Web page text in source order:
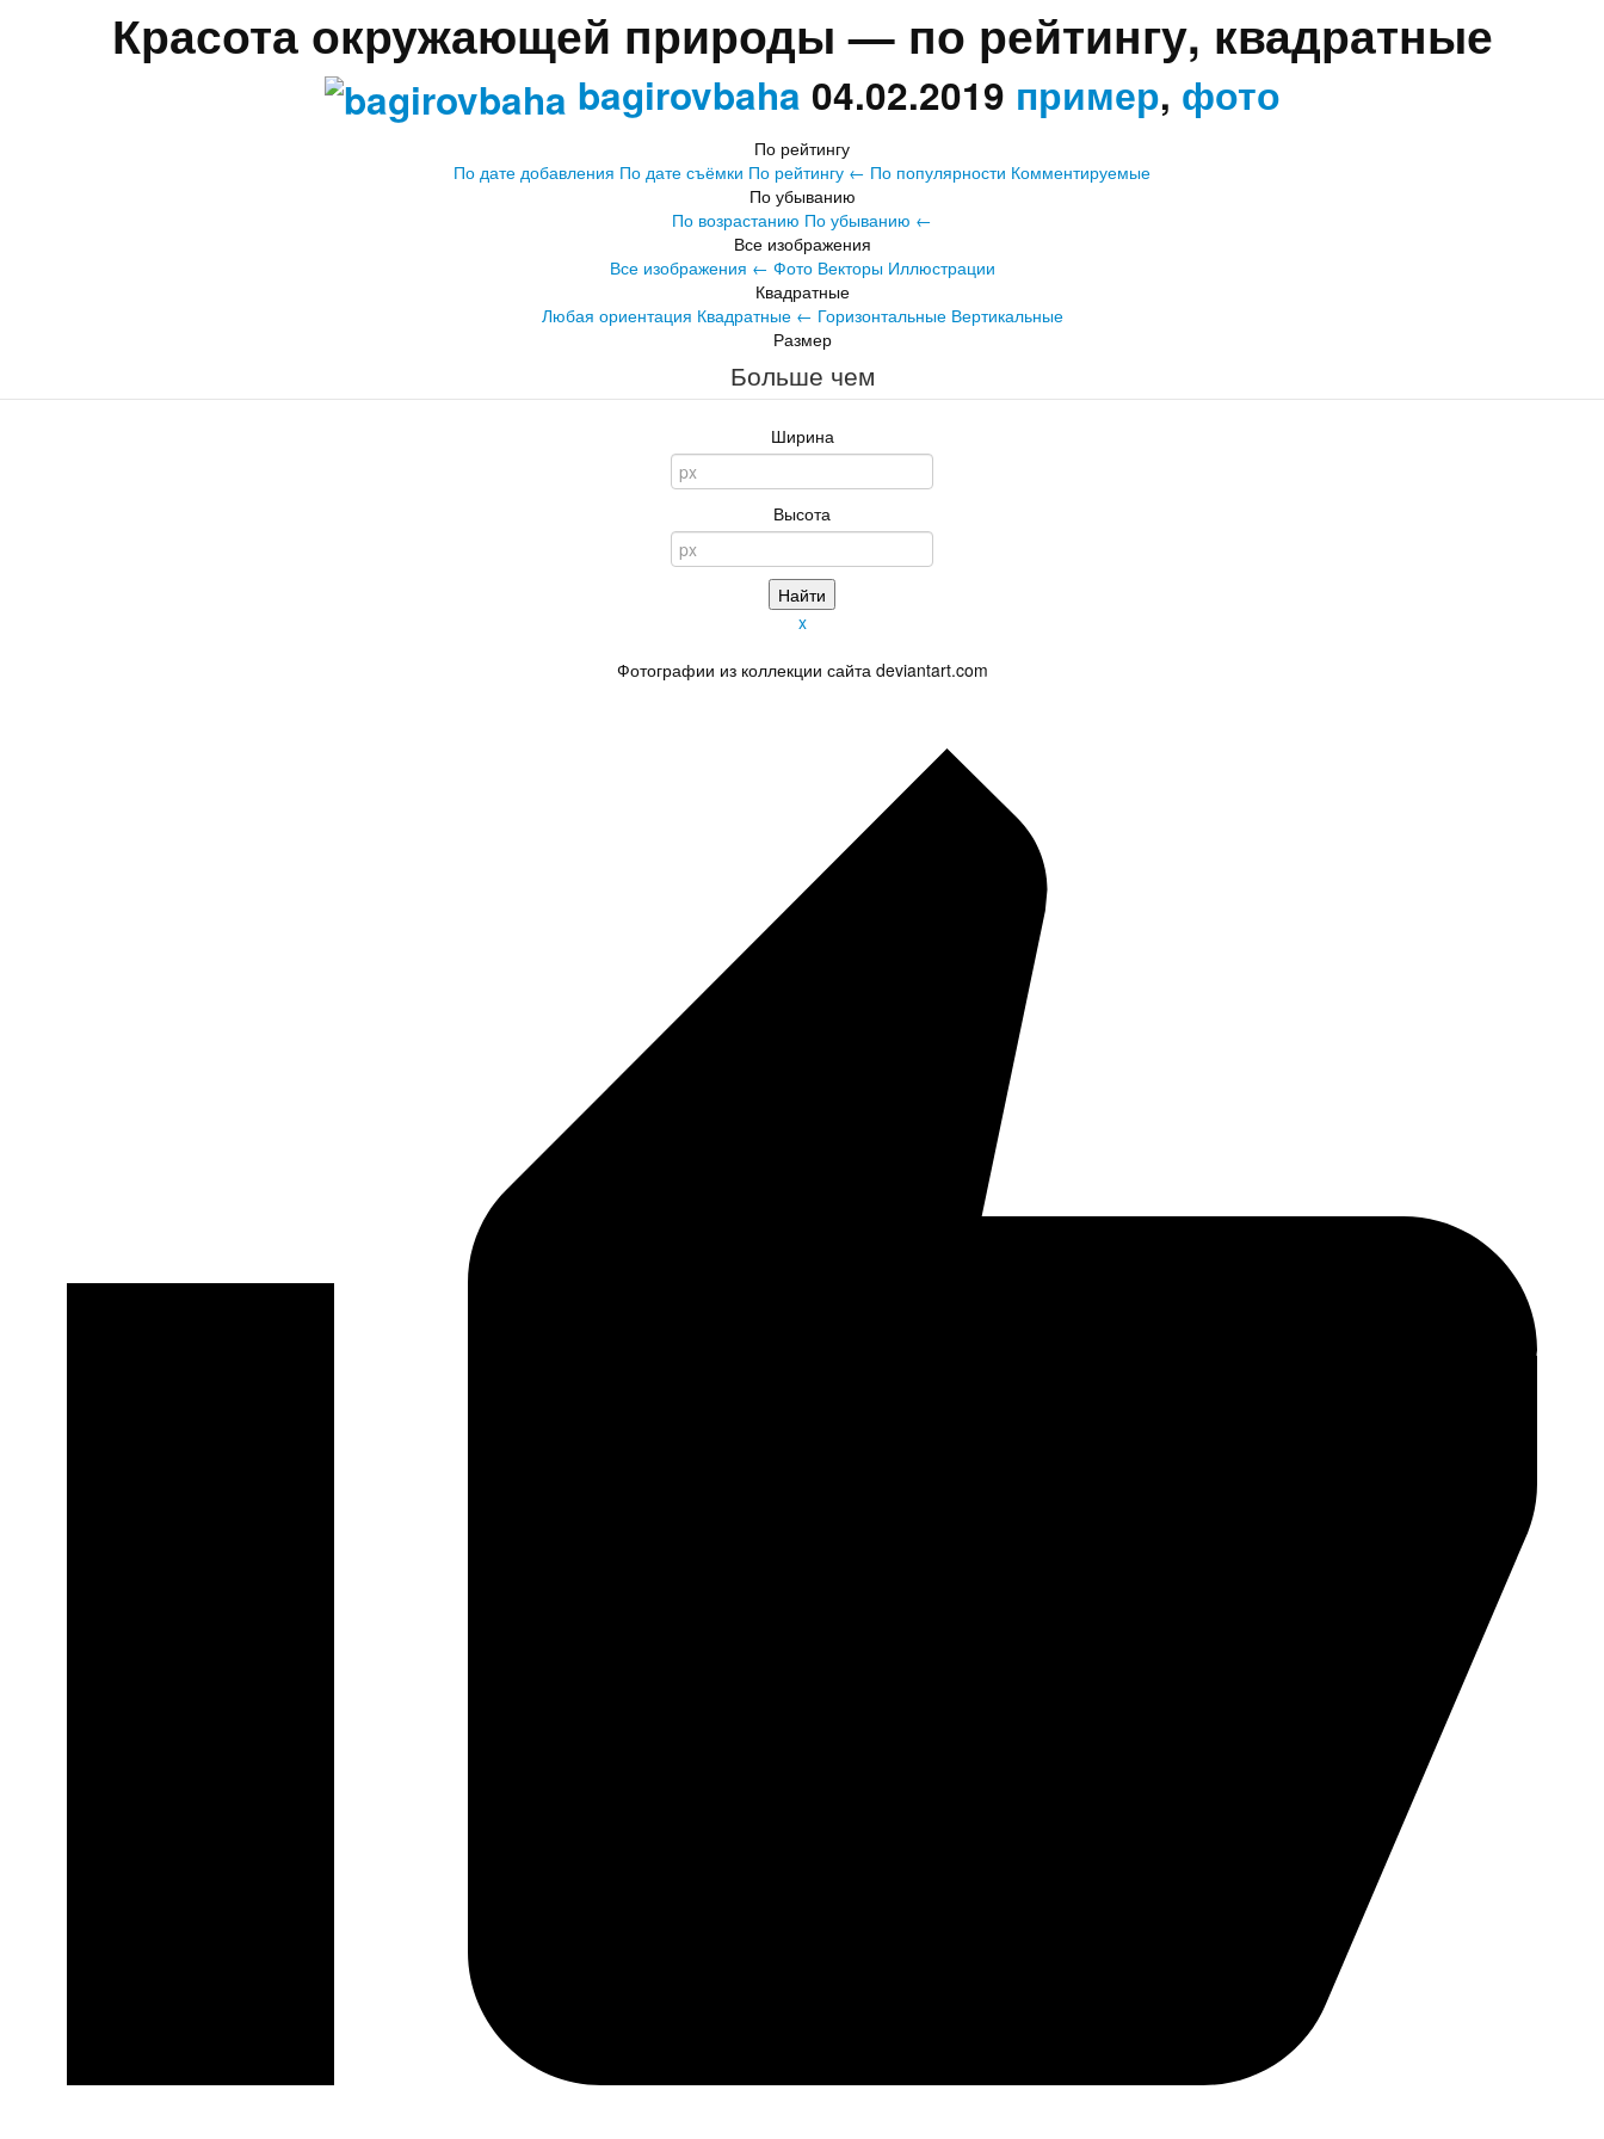
Красота окружающей природы — по рейтингу, квадратные
bagirovbaha 04.02.2019 пример, фото
По рейтингу
По дате добавления По дате съёмки По рейтингу ← По популярности Комментируемые
По убыванию
По возрастанию По убыванию ←
Все изображения
Все изображения ← Фото Векторы Иллюстрации
Квадратные
Любая ориентация Квадратные ← Горизонтальные Вертикальные
Размер
Больше чем
Ширина
Высота
x
Фотографии из коллекции сайта deviantart.com